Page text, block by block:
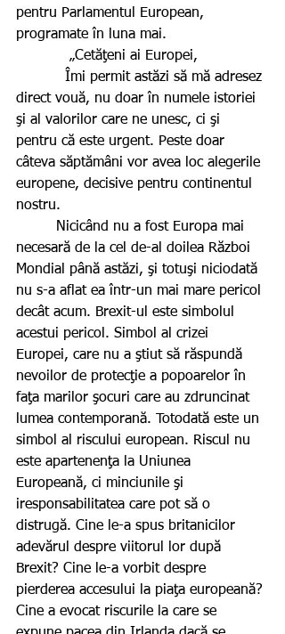
pentru Parlamentul European,
programate în luna mai.
            „Cetăţeni ai Europei,
direct vouă, nu doar în numele istoriei
şi al valorilor care ne unesc, ci şi
pentru că este urgent. Peste doar
câteva săptămâni vor avea loc alegerile
europene, decisive pentru continentul
nostru.
necesară de la cel de-al doilea Război
Mondial până astăzi, şi totuşi niciodată
nu s-a aflat ea într-un mai mare pericol
decât acum. Brexit-ul este simbolul
acestui pericol. Simbol al crizei
Europei, care nu a ştiut să răspundă
nevoilor de protecţie a popoarelor în
faţa marilor şocuri care au zdruncinat
lumea contemporană. Totodată este un
simbol al riscului european. Riscul nu
este apartenenţa la Uniunea
Europeană, ci minciunile şi
iresponsabilitatea care pot să o
distrugă. Cine le-a spus britanicilor
adevărul despre viitorul lor după
Brexit? Cine le-a vorbit despre
pierderea accesului la piaţa europeană?
Cine a evocat riscurile la care se